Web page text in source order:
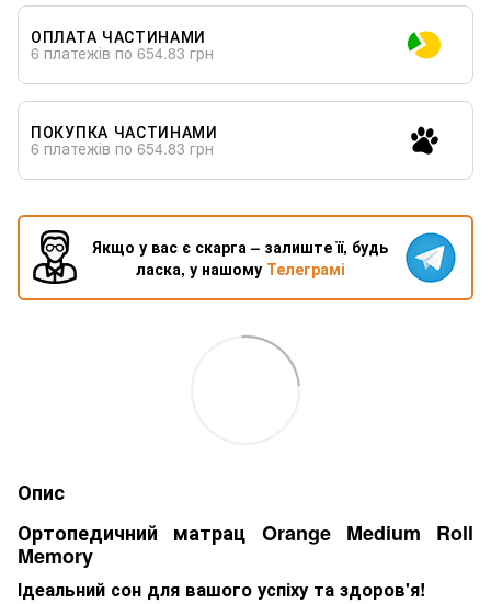
ОПЛАТА ЧАСТИНАМИ
6 платежів по 654.83 грн
ПОКУПКА ЧАСТИНАМИ
6 платежів по 654.83 грн
Якщо у вас є скарга – залиште її, будь
ласка, у нашому Телеграмі
Опис
Ортопедичний матрац Orange Medium Roll
Memory
Ідеальний сон для вашого успіху та здоров'я!